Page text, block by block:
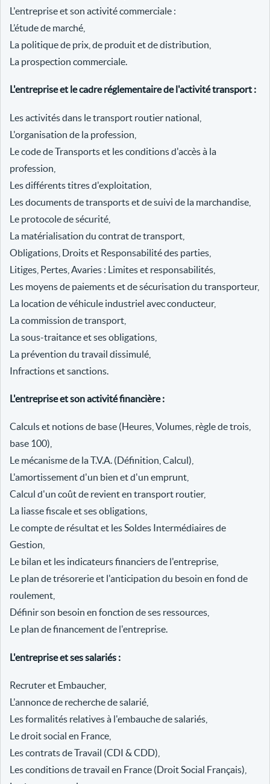
L'entreprise et son activité commerciale :
L’étude de marché,
La politique de prix, de produit et de distribution,
La prospection commerciale.
L'entreprise et le cadre réglementaire de l'activité transport :
Les activités dans le transport routier national,
L'organisation de la profession,
Le code de Transports et les conditions d'accès à la
profession,
Les différents titres d'exploitation,
Les documents de transports et de suivi de la marchandise,
Le protocole de sécurité,
La matérialisation du contrat de transport,
Obligations, Droits et Responsabilité des parties,
Litiges, Pertes, Avaries : Limites et responsabilités,
Les moyens de paiements et de sécurisation du transporteur,
La location de véhicule industriel avec conducteur,
La commission de transport,
La sous-traitance et ses obligations,
La prévention du travail dissimulé,
Infractions et sanctions.
L'entreprise et son activité financière :
Calculs et notions de base (Heures, Volumes, règle de trois,
base 100),
Le mécanisme de la T.V.A. (Définition, Calcul),
L'amortissement d'un bien et d'un emprunt,
Calcul d'un coût de revient en transport routier,
La liasse fiscale et ses obligations,
Le compte de résultat et les Soldes Intermédiaires de
Gestion,
Le bilan et les indicateurs financiers de l'entreprise,
Le plan de trésorerie et l'anticipation du besoin en fond de
roulement,
Définir son besoin en fonction de ses ressources,
Le plan de financement de l'entreprise.
L'entreprise et ses salariés :
Recruter et Embaucher,
L'annonce de recherche de salarié,
Les formalités relatives à l'embauche de salariés,
Le droit social en France,
Les contrats de Travail (CDI & CDD),
Les conditions de travail en France (Droit Social Français),